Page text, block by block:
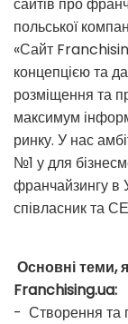
польської
«Сайт
концепцією та
розміщення та
максимум
ринку. У нас
№1 у для
франчайзингу в
співласник та
Основні теми,
Franchising.ua:
- Створення та